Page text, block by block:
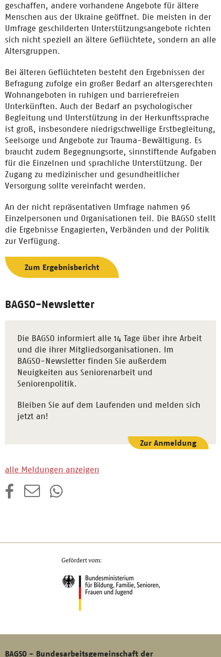
geschaffen, andere vorhandene Angebote für ältere
Menschen aus der Ukraine geöffnet. Die meisten in der
Umfrage geschilderten Unterstützungsangebote richten
sich nicht speziell an ältere Geflüchtete, sondern an alle
Altersgruppen.
Bei älteren Geflüchteten besteht den Ergebnissen der
Befragung zufolge ein großer Bedarf an altersgerechten
Wohnangeboten in ruhigen und barrierefreien
Unterkünften. Auch der Bedarf an psychologischer
Begleitung und Unterstützung in der Herkunftssprache
ist groß, insbesondere niedrigschwellige Erstbegleitung,
Seelsorge und Angebote zur Trauma-Bewältigung. Es
braucht zudem Begegnungsorte, sinnstiftende Aufgaben
für die Einzelnen und sprachliche Unterstützung. Der
Zugang zu medizinischer und gesundheitlicher
Versorgung sollte vereinfacht werden.
An der nicht repräsentativen Umfrage nahmen 96
Einzelpersonen und Organisationen teil. Die BAGSO stellt
die Ergebnisse Engagierten, Verbänden und der Politik
zur Verfügung.
Zum Ergebnisbericht
BAGSO-Newsletter
Die BAGSO informiert alle 14 Tage über ihre Arbeit
und die ihrer Mitgliedsorganisationen. Im
BAGSO-Newsletter finden Sie außerdem
Neuigkeiten aus Seniorenarbeit und
Seniorenpolitik.
Bleiben Sie auf dem Laufenden und melden sich
jetzt an!
Zur Anmeldung
alle Meldungen anzeigen
BAGSO - Bundesarbeitsgemeinschaft der